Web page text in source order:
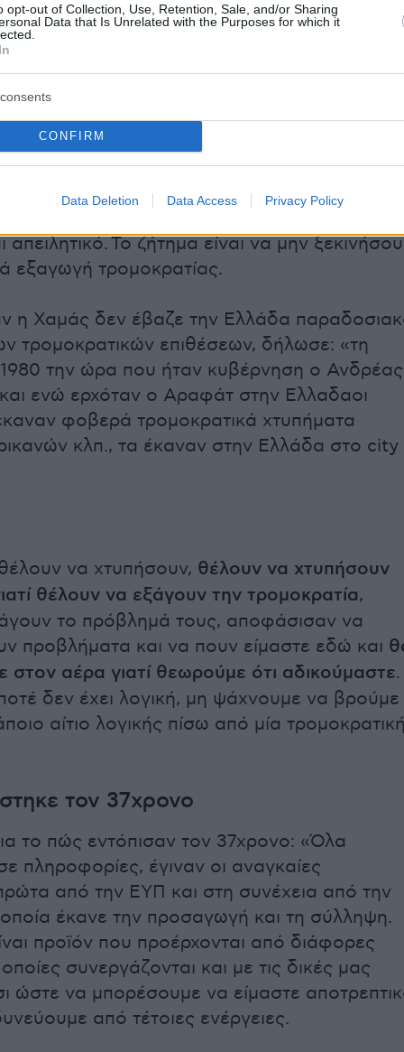
opt-out of Collection, Use, Retention, Sale, and/or Sharing
Data that Is Unrelated with the Purposes for which it
CONFIRM
Data Deletion Data Access Privacy Policy
υπουργός Προστασίας του Πολίτη, «αυτό που
και όλη την Ευρώπη είναι αν έχουν
να απλωθούνδίκτυα, τα οποία θα
χτυπήματα σε ισραηλινούς ή
. Αυτό είναιεφιαλτικό. Εμείς είμαστε μια
φιλοξενούμε χιλιάδες πολίτες από το
απειλητικό. Το ζήτημα είναι να μην
εξαγωγή τρομοκρατίας.
η Χαμάς δεν έβαζε την Ελλάδα
τρομοκρατικών επιθέσεων, δήλωσε: «τη
1980 την ώρα που ήταν κυβέρνηση ο Ανδρέας
ενώ ερχόταν ο Αραφάτ στην Ελλαδαοι
έκαναν φοβερά τρομοκρατικά χτυπήματα
κλπ., τα έκαναν στην Ελλάδα στο
να χτυπήσουν, θέλουν να χτυπήσουν
θέλουν να εξάγουν την τρομοκρατία,
το πρόβλημά τους, αποφάσισαν να
προβλήματα και να πουν είμαστε εδώ και
στον αέρα γιατί θεωρούμε ότι αδικούμαστε
δεν έχει λογική, μη ψάχνουμε να βρούμε
αίτιο λογικής πίσω από μία τρομοκρατική
τον 37χρονο
το πώς εντόπισαν τον 37χρονο: «Όλα
πληροφορίες, έγιναν οι αναγκαίες
πρώτα από την ΕΥΠ και στη συνέχεια από την
έκανε την προσαγωγή και τη σύλληψη.
προϊόν που προέρχονται από διάφορες
συνεργάζονται και με τις δικές μας
ώστε να μπορέσουμε να είμαστε
από τέτοιες ενέργειες.